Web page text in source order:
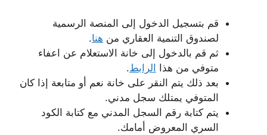
قم بتسجيل الدخول إلى المنصة الرسمية
لصندوق التنمية العقاري من هنا.
ثم قم بالدخول إلى خانة الاستعلام عن اعفاء
متوفي من هذا الرابط.
بعد ذلك يتم النقر على خانة نعم أو متابعة إذا كان
المتوفي يمتلك سجل مدني.
يتم كتابة رقم السجل المدني مع كتابة الكود
السري المعروض أمامك.